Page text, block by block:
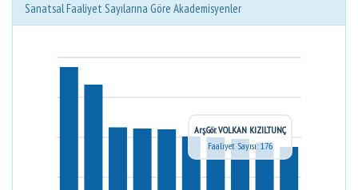
Sanatsal Faaliyet Sayılarına Göre Akademisyenler
Arş.Gör. VOLKAN KIZILTUNÇ
Faaliyet Sayısı: 176